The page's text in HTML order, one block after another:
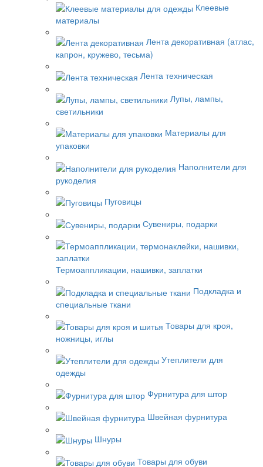
Клеевые
материалы
Лента декоративная (атлас,
капрон, кружево, тесьма)
Лента техническая
Лупы, лампы,
светильники
Материалы для
упаковки
Наполнители для
рукоделия
Пуговицы
Сувениры, подарки
Термоаппликации, нашивки, заплатки
Подкладка и
специальные ткани
Товары для кроя,
ножницы, иглы
Утеплители для
одежды
Фурнитура для штор
Швейная фурнитура
Шнуры
Товары для обуви